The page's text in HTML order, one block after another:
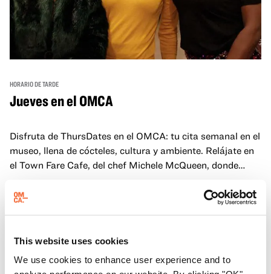
This website uses cookies
We use cookies to enhance user experience and to
HORARIO DE TARDE
Jueves en el OMCA
Disfruta de ThursDates en el OMCA: tu cita semanal en el
museo, llena de cócteles, cultura y ambiente. Relájate en
el Town Fare Cafe, del chef Michele McQueen, donde
fondo, o explora las galerías, que cobran vida por la noche
con una mezcla de actuaciones improvisadas, charlas,
adultos!
Más información